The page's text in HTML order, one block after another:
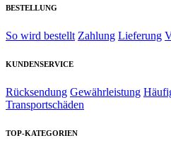
BESTELLUNG
So wird bestellt Zahlung Lieferung
KUNDENSERVICE
Rücksendung Gewährleistung
Transportschäden
TOP-KATEGORIEN